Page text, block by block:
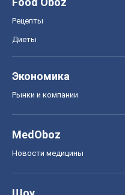
Рецепты
Диеты
Экономика
Рынки и компании
MedOboz
Новости медицины